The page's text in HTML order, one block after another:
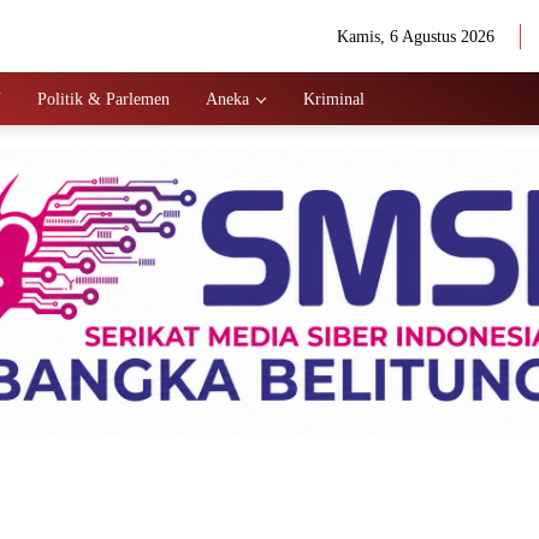
Kamis, 6 Agustus 2026
Politik & Parlemen Aneka Kriminal